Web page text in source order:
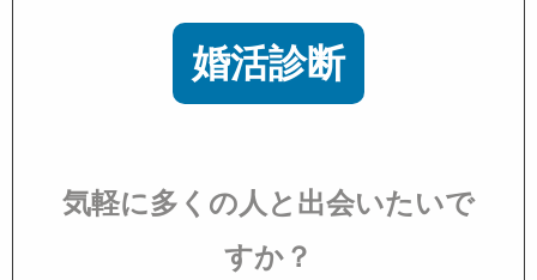
婚活診断
気軽に多くの人と出会いたいで
すか？